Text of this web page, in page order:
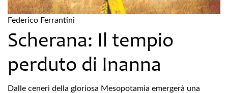
Federico Ferrantini
Scherana: Il tempio
perduto di Inanna
Dalle ceneri della gloriosa Mesopotamia emergerà una